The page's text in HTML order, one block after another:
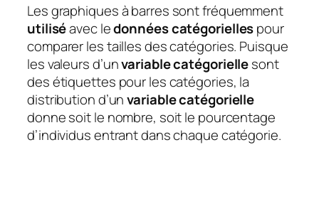
Les graphiques à barres sont fréquemment
utiliséavec ledonnées catégoriellespour
comparer les tailles des catégories. Puisque
les valeurs d’unvariable catégoriellesont
des étiquettes pour les catégories, la
distribution d’unvariable catégorielle
donne soit le nombre, soit le pourcentage
d’individus entrant dans chaque catégorie.